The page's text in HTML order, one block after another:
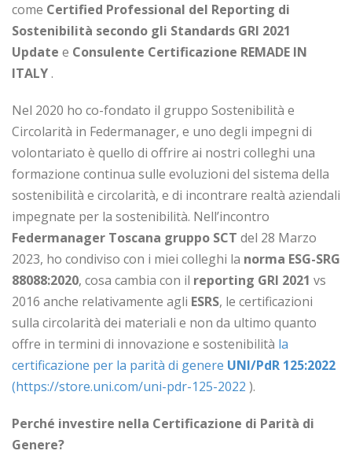
come Certified Professional del Reporting di
Sostenibilità secondo gli Standards GRI 2021
Update e Consulente Certificazione REMADE IN
ITALY.
Nel 2020 ho co-fondato il gruppo Sostenibilità e
Circolarità in Federmanager, e uno degli impegni di
volontariato è quello di offrire ai nostri colleghi una
formazione continua sulle evoluzioni del sistema della
sostenibilità e circolarità, e di incontrare realtà aziendali
impegnate per la sostenibilità. Nell’incontro
Federmanager Toscana gruppo SCT del 28 Marzo
2023, ho condiviso con i miei colleghi la norma ESG-SRG
88088:2020, cosa cambia con il reporting GRI 2021 vs
2016 anche relativamente agli ESRS, le certificazioni
sulla circolarità dei materiali e non da ultimo quanto
offre in termini di innovazione e sostenibilità la
certificazione per la parità di genere UNI/PdR 125:2022
(https://store.uni.com/uni-pdr-125-2022 ).
Perché investire nella Certificazione di Parità di
Genere?